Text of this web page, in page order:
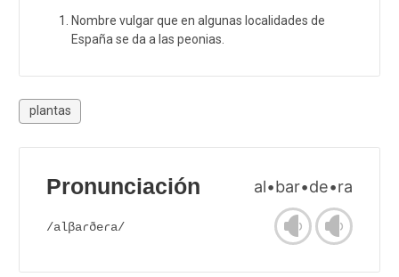
Nombre vulgar que en algunas localidades de
España se da a las peonias.
plantas
Pronunciación al•bar•de•ra
/alβaɾðeɾa/